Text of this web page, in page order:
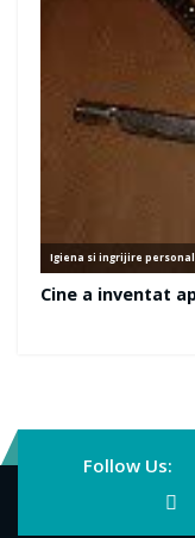
Follow Us: